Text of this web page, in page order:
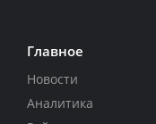
Главное
Новости
Аналитика